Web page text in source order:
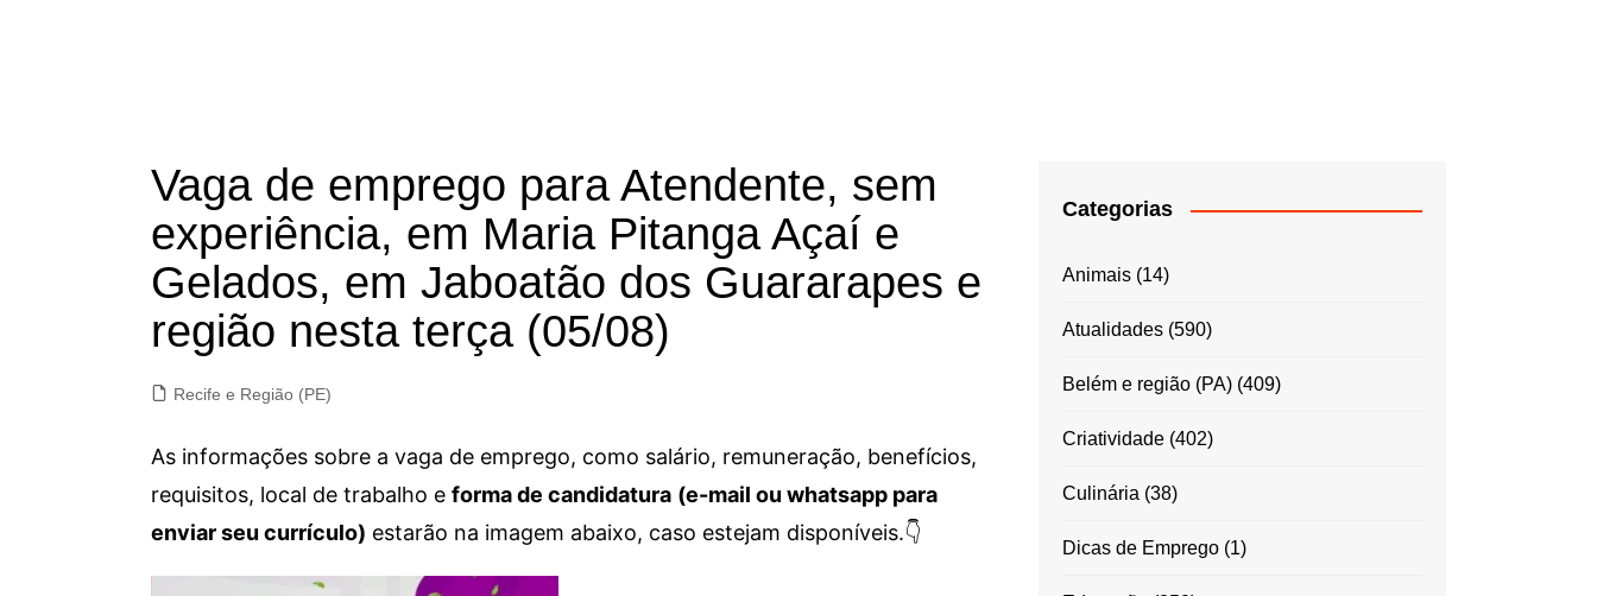
Vaga de emprego para Atendente, sem
experiência, em Maria Pitanga Açaí e
Gelados, em Jaboatão dos Guararapes e
região nesta terça (05/08)
Recife e Região (PE)
As informações sobre a vaga de emprego, como salário, remuneração, benefícios,
requisitos, local de trabalho e forma de candidatura (e-mail ou whatsapp para
enviar seu currículo) estarão na imagem abaixo, caso estejam disponíveis.👇
Categorias
Animais(14)
Atualidades(590)
Belém e região (PA)(409)
Criatividade(402)
Culinária (38)
Dicas de Emprego(1)